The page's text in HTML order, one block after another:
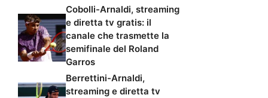
Cobolli-Arnaldi, streaming
e diretta tv gratis: il
canale che trasmette la
semifinale del Roland
Garros
Berrettini-Arnaldi,
streaming e diretta tv